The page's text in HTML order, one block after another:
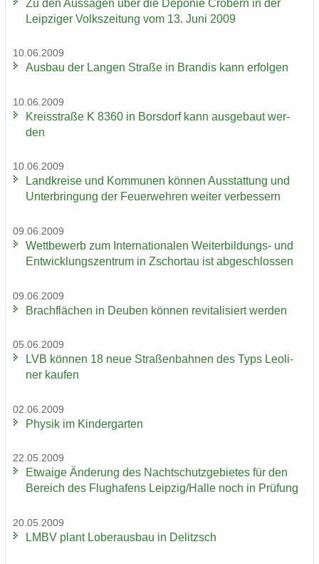
Zu den Aus­sa­gen über die De­po­nie Crö­bern in der
Leip­zi­ger Volks­zei­tung vom 13. Juni 2009
10.06.2009
Aus­bau der Lan­gen Stra­ße in Bran­dis kann er­fol­gen
10.06.2009
Kreis­stra­ße K 8360 in Bors­dorf kann aus­ge­baut wer­
den
10.06.2009
Land­krei­se und Kom­mu­nen kön­nen Aus­stat­tung und
Un­ter­brin­gung der Feu­er­weh­ren wei­ter ver­bes­sern
09.06.2009
Wett­be­werb zum In­ter­na­tio­na­len Weiterbildungs-​ und
Ent­wick­lungs­zen­trum in Zschor­tau ist ab­ge­schlos­sen
09.06.2009
Brach­flä­chen in Deu­ben kön­nen re­vi­ta­li­siert wer­den
05.06.2009
LVB kön­nen 18 neue Stra­ßen­bah­nen des Typs Leo­li­
ner kau­fen
02.06.2009
Phy­sik im Kin­der­gar­ten
22.05.2009
Et­wa­ige Än­de­rung des Nacht­schutz­ge­bie­tes für den
Be­reich des Flug­ha­fens Leip­zig/Halle noch in Prü­fung
20.05.2009
LMBV plant Lober­aus­bau in De­litzsch